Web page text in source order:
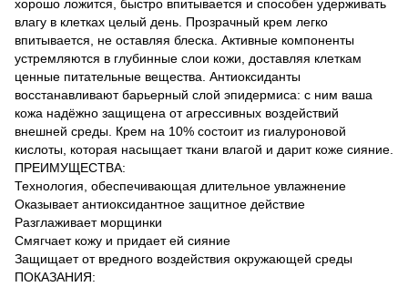
хорошо ложится, быстро впитывается и способен удерживать
влагу в клетках целый день. Прозрачный крем легко
впитывается, не оставляя блеска. Активные компоненты
устремляются в глубинные слои кожи, доставляя клеткам
ценные питательные вещества. Антиоксиданты
восстанавливают барьерный слой эпидермиса: с ним ваша
кожа надёжно защищена от агрессивных воздействий
внешней среды. Крем на 10% состоит из гиалуроновой
кислоты, которая насыщает ткани влагой и дарит коже сияние.
ПРЕИМУЩЕСТВА:
Технология, обеспечивающая длительное увлажнение
Оказывает антиоксидантное защитное действие
Разглаживает морщинки
Смягчает кожу и придает ей сияние
Защищает от вредного воздействия окружающей среды
ПОКАЗАНИЯ: